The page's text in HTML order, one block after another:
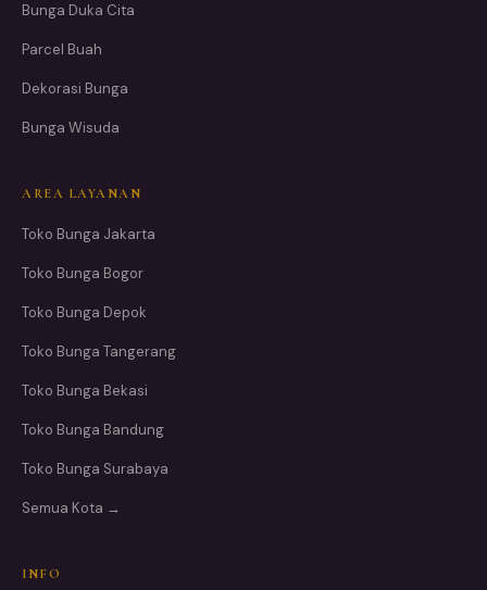
Bunga Duka Cita
Parcel Buah
Dekorasi Bunga
Bunga Wisuda
AREA LAYANAN
Toko Bunga Jakarta
Toko Bunga Bogor
Toko Bunga Depok
Toko Bunga Tangerang
Toko Bunga Bekasi
Toko Bunga Bandung
Toko Bunga Surabaya
Semua Kota →
INFO